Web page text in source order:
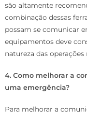
são altamente
combinação dessas
possam se comunicar
equipamentos deve
natureza das operações
4. Como melhorar a
uma emergência?
Para melhorar a